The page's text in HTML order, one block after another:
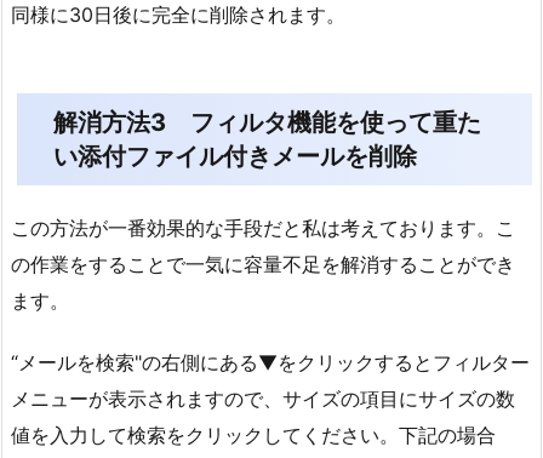
同様に30日後に完全に削除されます。
解消方法3 フィルタ機能を使って重た
い添付ファイル付きメールを削除
この方法が一番効果的な手段だと私は考えております。こ
の作業をすることで一気に容量不足を解消することができ
ます。
“メールを検索"の右側にある▼をクリックするとフィルター
メニューが表示されますので、サイズの項目にサイズの数
値を入力して検索をクリックしてください。下記の場合